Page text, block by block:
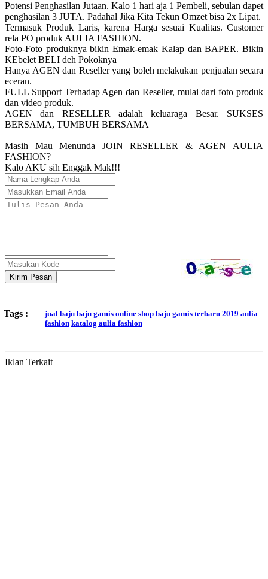
Potensi Penghasilan Jutaan. Kalo 1 hari aja 1 Pembeli, sebulan dapet
penghasilan 3 JUTA. Padahal Jika Kita Tekun Omzet bisa 2x Lipat.
Termasuk Produk Laris, karena Harga sesuai Kualitas. Customer
rela PO produk AULIA FASHION.
Foto-Foto produknya bikin Emak-emak Kalap dan BAPER. Bikin
KEbelet BELI deh Pokoknya
Hanya AGEN dan Reseller yang boleh melakukan penjualan secara
eceran.
FULL Support Terhadap Agen dan Reseller, mulai dari foto produk
dan video produk.
AGEN dan RESELLER adalah keluaraga Besar. SUKSES
BERSAMA, TUMBUH BERSAMA
Masih Mau Menunda JOIN RESELLER & AGEN AULIA
FASHION?
Kalo AKU sih Enggak Mak!!!
Kirim Pesan
Tags : jual baju baju gamis online shop baju gamis terbaru 2019 aulia
fashion katalog aulia fashion
Iklan Terkait